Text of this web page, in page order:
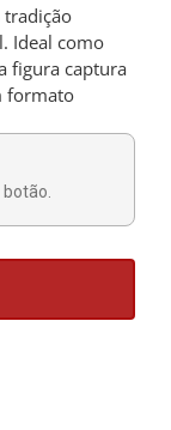
Ideal como
figura captura
formato